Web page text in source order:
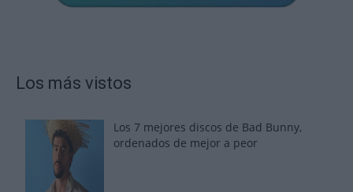
Los más vistos
Los 7 mejores discos de Bad Bunny,
ordenados de mejor a peor